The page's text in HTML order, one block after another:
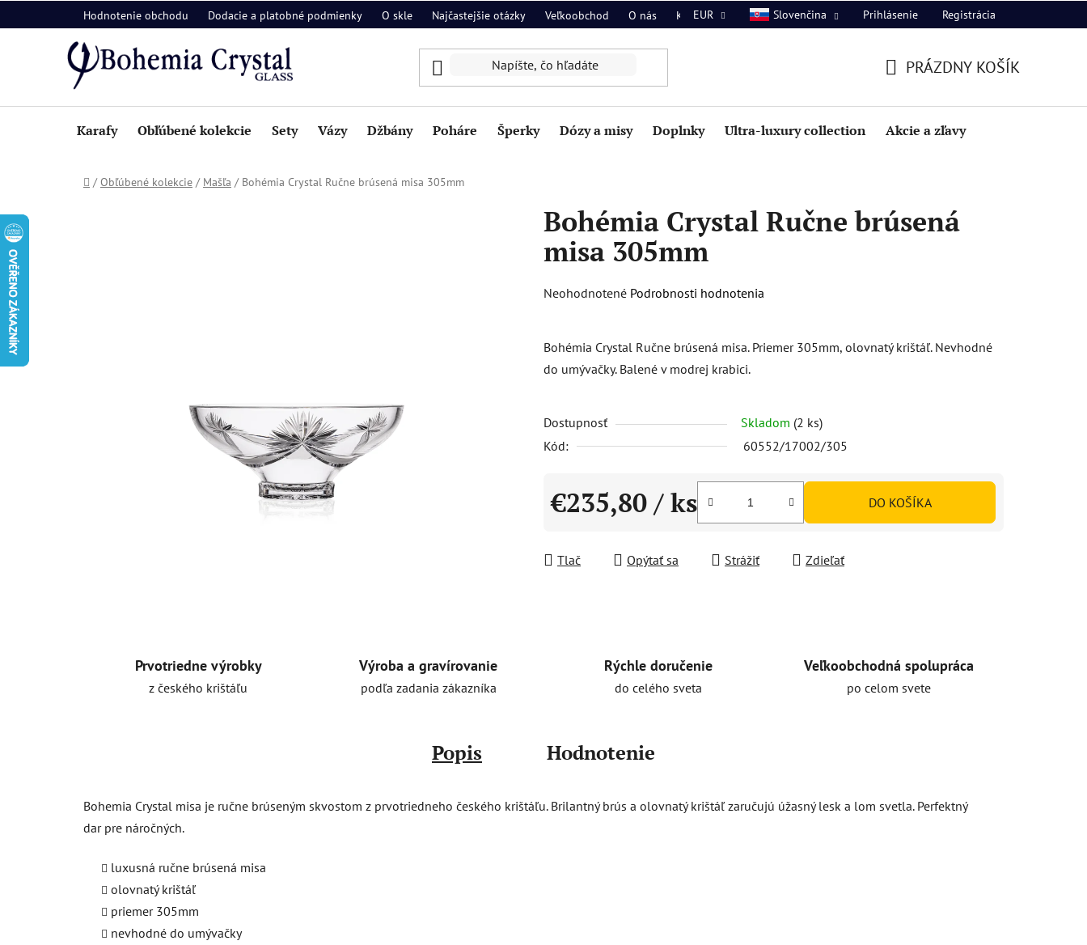
na
Hodnotenie obchodu Dodacie a platobné podmienky O skle Najčastejšie otázky Veľkoobchod O nás Kontakt
EUR Slovenčina Prihlásenie Registrácia
KOŠÍK
PRÁZDNY KOŠÍK
Karafy Obľúbené kolekcie Sety Vázy Džbány Poháre Šperky Dózy a misy Doplnky Ultra-luxury collection Akcie a zľavy
Domov
/ Obľúbené kolekcie / Mašľa / Bohémia Crystal Ručne brúsená misa 305mm
Bohémia Crystal Ručne brúsená
misa 305mm
Priemerné
je
0,0
5
hviezdičiek.
Neohodnotené Podrobnosti hodnotenia
Bohémia Crystal Ručne brúsená misa. Priemer 305mm, olovnatý krištáľ. Nevhodné
do umývačky. Balené v modrej krabici.
Dostupnosť Skladom (2 ks)
Kód:
60552/17002/305
€235,80 / ks DO KOŠÍKA
Tlač Opýtať sa Strážiť Zdieľať
Prvotriedne výrobky
z českého krištáľu
Výroba a gravírovanie
podľa zadania zákazníka
Rýchle doručenie
do celého sveta
Veľkoobchodná spolupráca
po celom svete
Popis Hodnotenie
Bohemia Crystal misa je ručne brúseným skvostom z prvotriedneho českého krištáľu. Brilantný brús a olovnatý krištáľ zaručujú úžasný lesk a lom svetla. Perfektný
dar pre náročných.
luxusná ručne brúsená misa
olovnatý krištáľ
priemer 305mm
nevhodné do umývačky